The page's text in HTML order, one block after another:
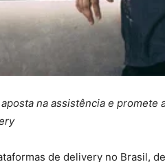
na assistência e promete
de delivery no Brasil,